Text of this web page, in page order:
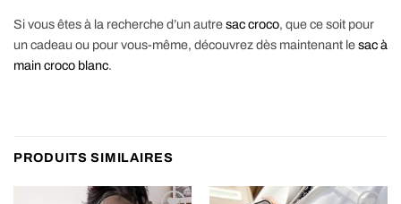
Si vous êtes à la recherche d’un autresac croco, que ce soit pour
un cadeau ou pour vous-même, découvrez dès maintenant lesac à
main croco blanc.
PRODUITS SIMILAIRES